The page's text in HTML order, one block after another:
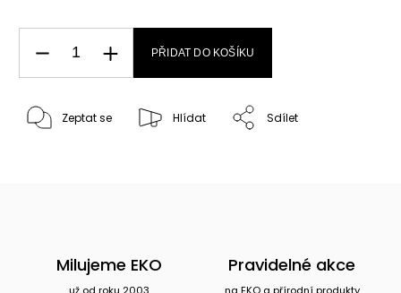
PŘIDAT DO KOŠÍKU
Zeptat se Hlídat Sdílet
Milujeme EKO
už od roku 2003
Pravidelné akce
na EKO a přírodní produkty